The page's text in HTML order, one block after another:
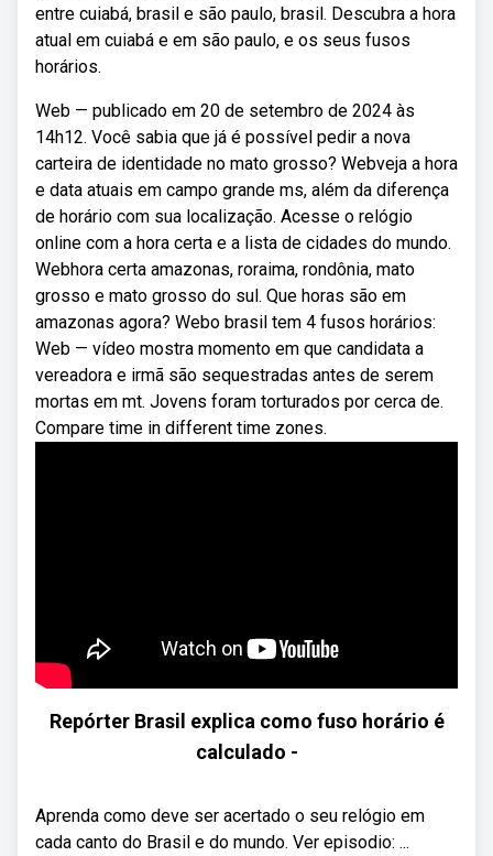
entre cuiabá, brasil e são paulo, brasil. Descubra a hora
atual em cuiabá e em são paulo, e os seus fusos
horários.
Web — publicado em 20 de setembro de 2024 às
14h12. Você sabia que já é possível pedir a nova
carteira de identidade no mato grosso? Webveja a hora
e data atuais em campo grande ms, além da diferença
de horário com sua localização. Acesse o relógio
online com a hora certa e a lista de cidades do mundo.
Webhora certa amazonas, roraima, rondônia, mato
grosso e mato grosso do sul. Que horas são em
amazonas agora? Webo brasil tem 4 fusos horários:
Web — vídeo mostra momento em que candidata a
vereadora e irmã são sequestradas antes de serem
mortas em mt. Jovens foram torturados por cerca de.
Compare time in different time zones.
Repórter Brasil explica como fuso horário é
calculado -
Aprenda como deve ser acertado o seu relógio em
cada canto do Brasil e do mundo. Ver episodio: ...